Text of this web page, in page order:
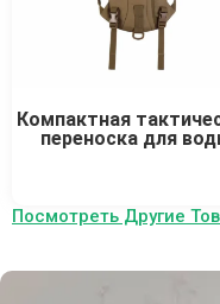
Компактная
переноска для
Посмотреть Другие